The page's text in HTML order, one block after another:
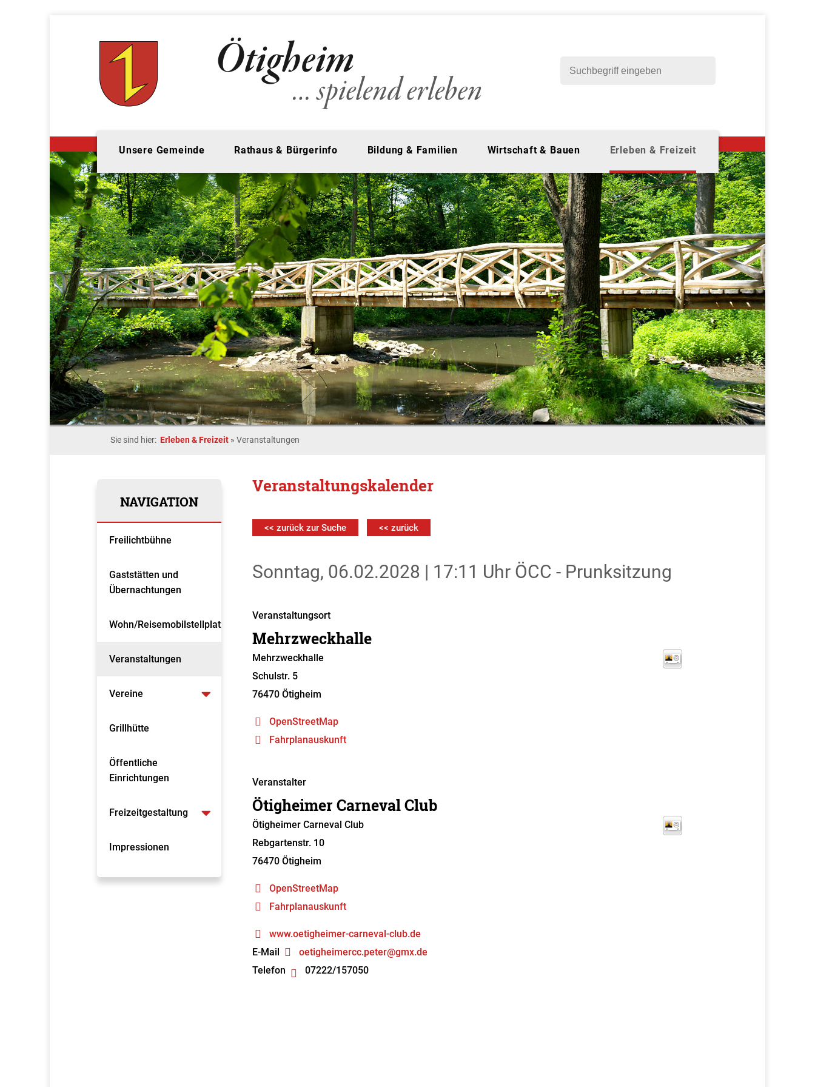
Unsere Gemeinde Rathaus & Bürgerinfo Bildung & Familien Wirtschaft & Bauen Erleben & Freizeit
Sie sind hier: Erleben & Freizeit » Veranstaltungen
NAVIGATION
Freilichtbühne
Gaststätten und
Übernachtungen
Wohn/Reisemobilstellplatz
Veranstaltungen
Vereine
Grillhütte
Öffentliche
Einrichtungen
Freizeitgestaltung
Impressionen
Veranstaltungskalender
<< zurück zur Suche << zurück
Sonntag, 06.02.2028 | 17:11 UhrÖCC - Prunksitzung
Veranstaltungsort
Mehrzweckhalle
Mehrzweckhalle
Schulstr. 5
76470 Ötigheim
OpenStreetMap
Fahrplanauskunft
Veranstalter
Ötigheimer Carneval Club
Ötigheimer Carneval Club
Rebgartenstr. 10
76470 Ötigheim
OpenStreetMap
Fahrplanauskunft
www.oetigheimer-carneval-club.de
E-Mail
oetigheimercc.peter@gmx.de
Telefon
07222/157050